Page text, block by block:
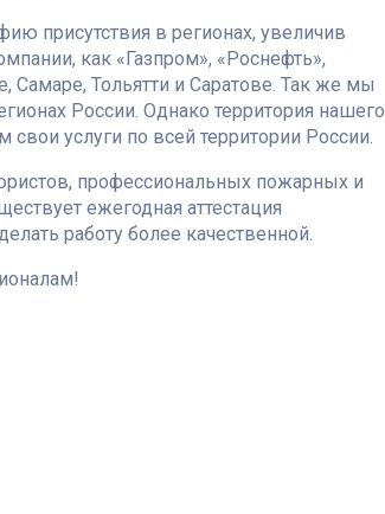
присутствия в регионах, увеличив
как «Газпром», «Роснефть»,
Тольятти и Саратове. Так же мы
России. Однако территория нашего
услуги по всей территории России.
профессиональных пожарных и
ежегодная аттестация
работу более качественной.